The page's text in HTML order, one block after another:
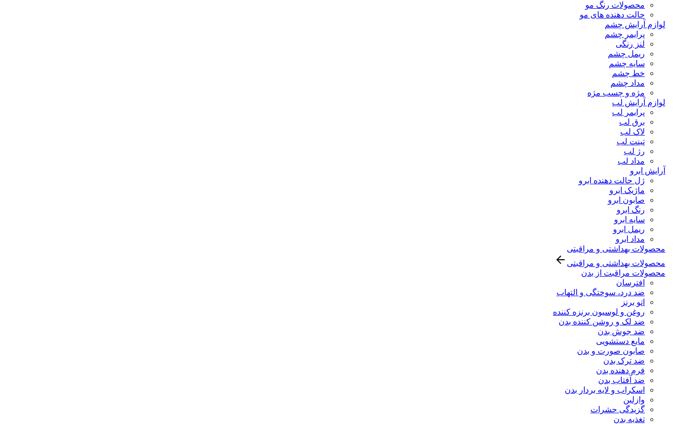
محصولات رنگ مو
حالت دهنده های مو
لوازم آرایش چشم
پرایمر چشم
لنز رنگی
ریمل چشم
سایه چشم
خط چشم
مداد چشم
مژه و چسب مژه
لوازم آرایش لب
پرایمر لب
برق لب
لاک لب
تینت لب
رژ لب
مداد لب
آرایش ابرو
ژل حالت دهنده ابرو
ماژیک ابرو
صابون ابرو
رنگ ابرو
سایه ابرو
ریمل ابرو
مداد ابرو
محصولات بهداشتی و مراقبتی
محصولات بهداشتی و مراقبتی
محصولات مراقبت از بدن
افترسان
ضد درد، سوختگی و التهاب
اتو برنز
روغن و لوسیون برنزه کننده
ضد لک و روشن کننده بدن
ضد جوش بدن
مایع دستشویی
صابون صورت و بدن
ضد ترک بدن
فرم دهنده بدن
ضد آفتاب بدن
اسکراب و لایه بردار بدن
وازلین
گزیدگی حشرات
تغذیه بدن